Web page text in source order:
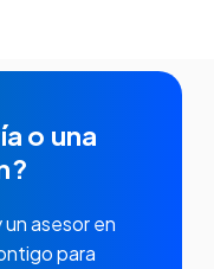
o una
asesor en
para